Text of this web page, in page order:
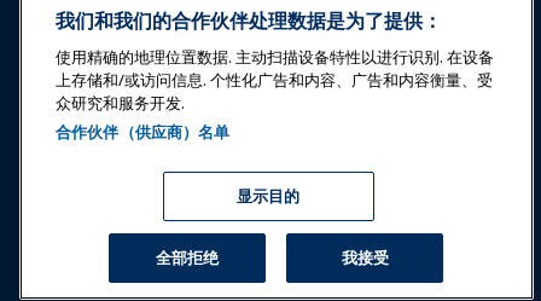
关于IAAPA
合作伙伴
Copyright © 2026 国际游乐园和景点协会。保留所有权利。
服务条款 管理偏好設定
我们和我们的合作伙伴处理数据是为了提供：
使用精确的地理位置数据. 主动扫描设备特性以进行识别. 在设备
上存储和/或访问信息. 个性化广告和内容、广告和内容衡量、受
众研究和服务开发.
合作伙伴（供应商）名单
显示目的
全部拒绝 我接受